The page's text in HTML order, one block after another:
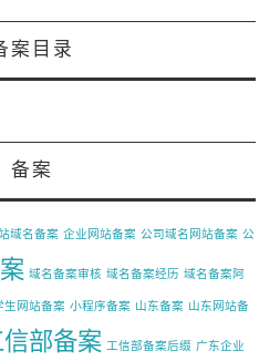
案目录
备案
域名备案 企业网站备案 公司域名网站备案 公
域名备案审核 域名备案经历 域名备案阿
生网站备案 小程序备案 山东备案 山东网站备
信部备案 工信部备案后缀 广东企业